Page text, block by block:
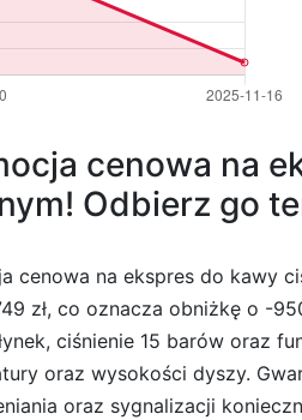
cenowa na
Odbierz go
cenowa na ekspres do kawy
zł, co oznacza obniżkę o -
ciśnienie 15 barów oraz
oraz wysokości dyszy.
oraz sygnalizacji